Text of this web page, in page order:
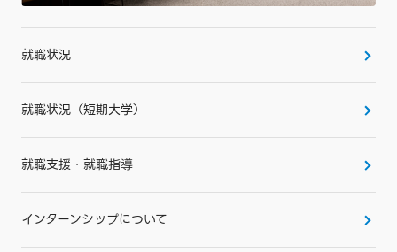
就職状況
就職状況（短期大学）
就職支援・就職指導
インターンシップについて